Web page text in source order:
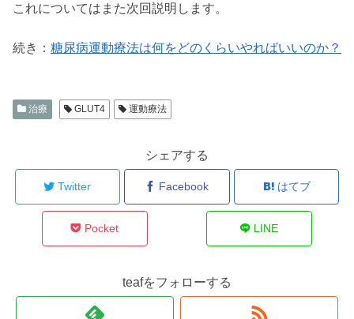
これについてはまた次回説明します。
続き： 糖尿病運動療法は何をどのくらいやればいいのか？
治療 GLUT4 運動療法
シェアする
Twitter Facebook はてブ
Pocket LINE
teafをフォローする